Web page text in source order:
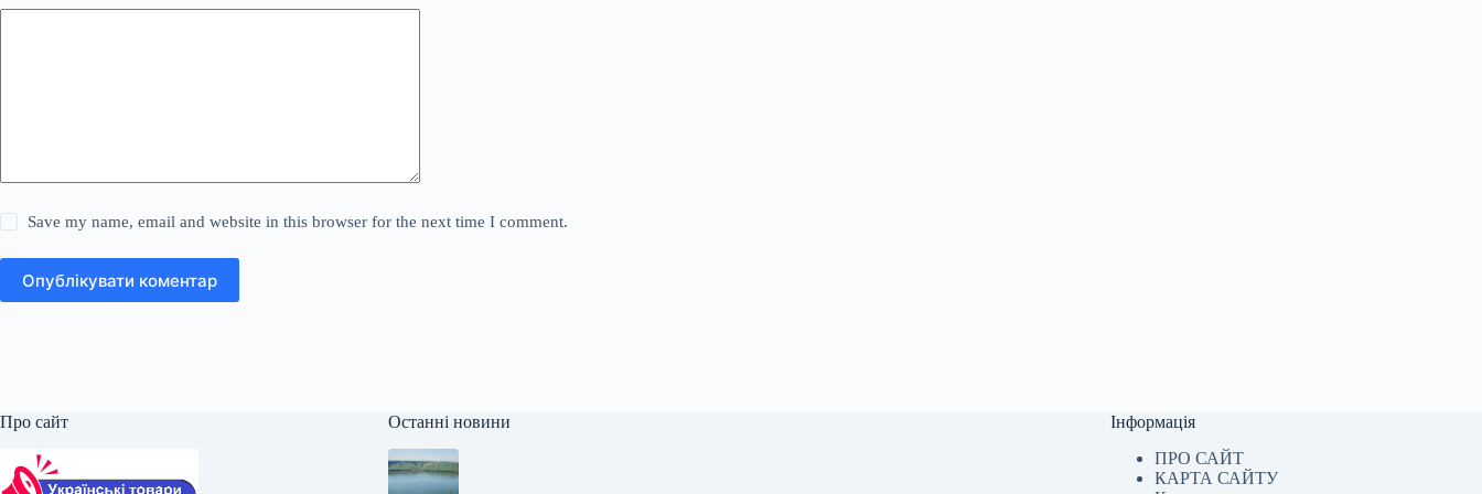
Save my name, email and website in this browser for the next time I comment.
Опублікувати коментар
Про сайт Останні новини
Інформація
ПРО САЙТ
КАРТА САЙТУ